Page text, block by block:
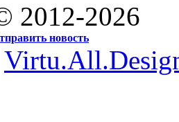
2012-2026
новость